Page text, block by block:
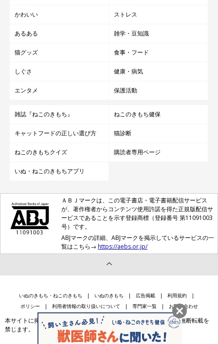
かわいい ストレス
あるある 雑学・豆知識
猫グッズ 食事・フード
しぐさ 健康・病気
エンタメ 保護活動
雑誌『ねこのきもち』 ねこのきもち健保
キャットフードの正しい選び方 猫診断
ねこのきもちクイズ 購読者専用ページ
いぬ・ねこのきもちアプリ
ＡＢＪマークは、この電子書店・電子書籍配信サービス
が、著作権者からコンテンツ使用許諾を得た正規版配信サ
ービスであることを示す登録商標（登録番号 第11091003
号）です。
ABJマークの詳細、ABJマークを掲示しているサービスの一
覧はこちら→ https://aebs.or.jp/
いぬのきもち・ねこのきもち いぬのきもち 広告掲載
利用規約
ポリシー
利用者情報の取り扱いについて 専門家一覧 お問い合わせ
本サイトに掲載されている記事・写真・イラスト等のコンテンツの無断転載を
禁じます。